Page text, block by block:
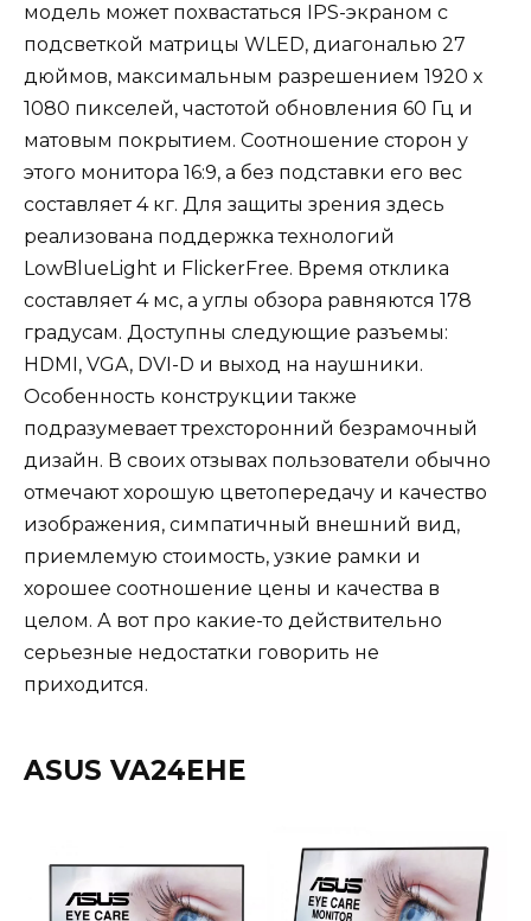
модель может похвастаться IPS-экраном с
подсветкой матрицы WLED, диагональю 27
дюймов, максимальным разрешением 1920 х
1080 пикселей, частотой обновления 60 Гц и
матовым покрытием. Соотношение сторон у
этого монитора 16:9, а без подставки его вес
составляет 4 кг. Для защиты зрения здесь
реализована поддержка технологий
LowBlueLight и FlickerFree. Время отклика
составляет 4 мс, а углы обзора равняются 178
градусам. Доступны следующие разъемы:
HDMI, VGA, DVI-D и выход на наушники.
Особенность конструкции также
подразумевает трехсторонний безрамочный
дизайн. В своих отзывах пользователи обычно
отмечают хорошую цветопередачу и качество
изображения, симпатичный внешний вид,
приемлемую стоимость, узкие рамки и
хорошее соотношение цены и качества в
целом. А вот про какие-то действительно
серьезные недостатки говорить не
приходится.
ASUS VA24EHE